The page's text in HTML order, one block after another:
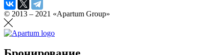
© 2013 – 2021 «Apartum Group»